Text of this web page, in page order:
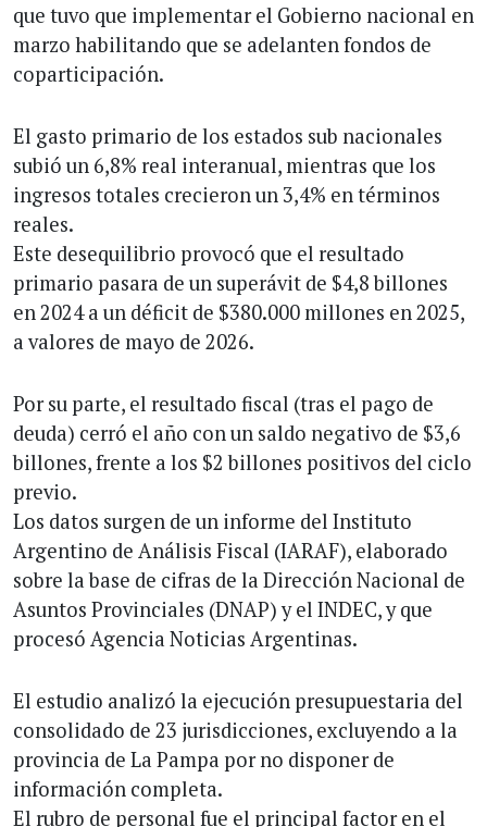
que tuvo que implementar el Gobierno nacional en
marzo habilitando que se adelanten fondos de
coparticipación.
El gasto primario de los estados sub nacionales
subió un 6,8% real interanual, mientras que los
ingresos totales crecieron un 3,4% en términos
reales.
Este desequilibrio provocó que el resultado
primario pasara de un superávit de $4,8 billones
en 2024 a un déficit de $380.000 millones en 2025,
a valores de mayo de 2026.
Por su parte, el resultado fiscal (tras el pago de
deuda) cerró el año con un saldo negativo de $3,6
billones, frente a los $2 billones positivos del ciclo
previo.
Los datos surgen de un informe del Instituto
Argentino de Análisis Fiscal (IARAF), elaborado
sobre la base de cifras de la Dirección Nacional de
Asuntos Provinciales (DNAP) y el INDEC, y que
procesó Agencia Noticias Argentinas.
El estudio analizó la ejecución presupuestaria del
consolidado de 23 jurisdicciones, excluyendo a la
provincia de La Pampa por no disponer de
información completa.
El rubro de personal fue el principal factor en el